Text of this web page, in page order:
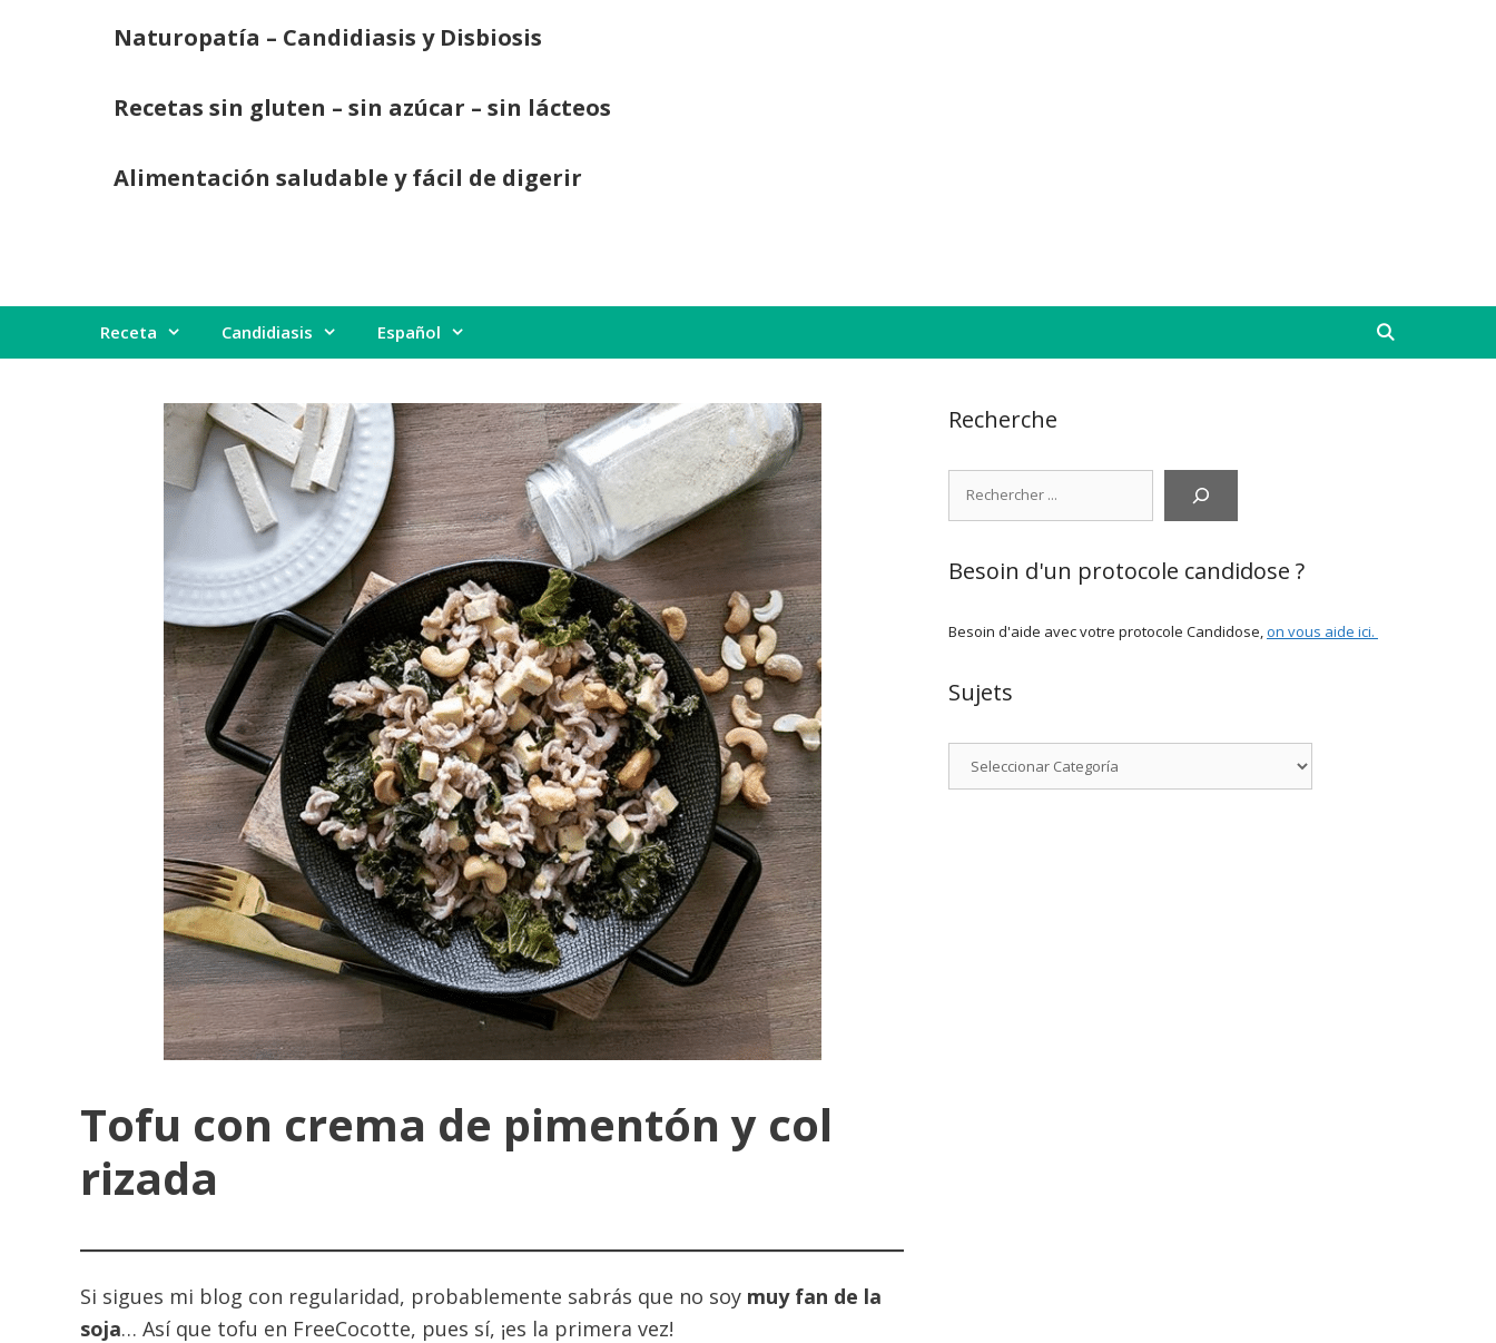
Naturopatía – Candidiasis y Disbiosis
Recetas sin gluten – sin azúcar – sin lácteos
Alimentación saludable y fácil de digerir
Receta Candidiasis Español
Tofu con crema de pimentón y col
rizada
Si sigues mi blog con regularidad, probablemente sabrás que no soy muy fan de la
soja… Así que tofu en FreeCocotte, pues sí, ¡es la primera vez!
Recherche
Besoin d'un protocole candidose ?
Besoin d'aide avec votre protocole Candidose, on vous aide ici.
Sujets